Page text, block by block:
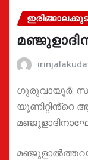
ഇരിങ്ങാലക്കുട
ഗുരുവായൂർ:
യൂണിറ്റിൻ്റെ